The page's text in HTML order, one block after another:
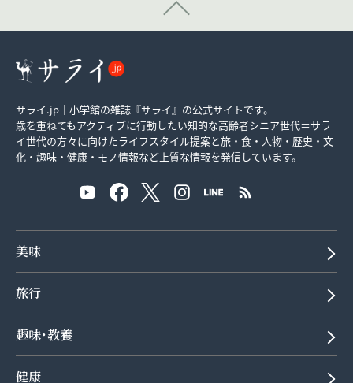
サライ.jp｜小学館の雑誌『サライ』の公式サイトです。
歳を重ねてもアクティブに行動したい知的な高齢者シニア世代＝サラ
イ世代の方々に向けたライフスタイル提案と旅・食・人物・歴史・文
化・趣味・健康・モノ情報など上質な情報を発信しています。
美味
旅行
趣味･教養
健康